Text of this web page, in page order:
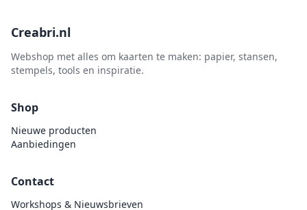
Creabri.nl
Webshop met alles om kaarten te maken: papier, stansen,
stempels, tools en inspiratie.
Shop
Nieuwe producten
Aanbiedingen
Contact
Workshops & Nieuwsbrieven